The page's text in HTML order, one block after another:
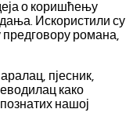
о коришћењу
Искористили су
романа,
пјесник,
како
нашој